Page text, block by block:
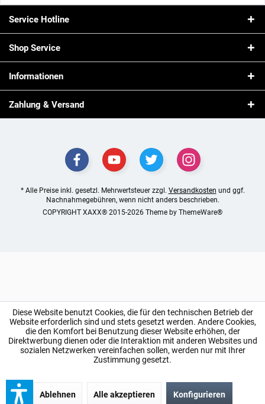
Service Hotline
Shop Service
Informationen
Zahlung & Versand
* Alle Preise inkl. gesetzl. Mehrwertsteuer zzgl. Versandkosten und ggf.
Nachnahmegebühren, wenn nicht anders beschrieben.
COPYRIGHT XAXX® 2015-2026 Theme by ThemeWare®
Diese Website benutzt Cookies, die für den technischen Betrieb der
Website erforderlich sind und stets gesetzt werden. Andere Cookies,
die den Komfort bei Benutzung dieser Website erhöhen, der
Direktwerbung dienen oder die Interaktion mit anderen Websites und
sozialen Netzwerken vereinfachen sollen, werden nur mit Ihrer
Zustimmung gesetzt.
Ablehnen Alle akzeptieren Konfigurieren